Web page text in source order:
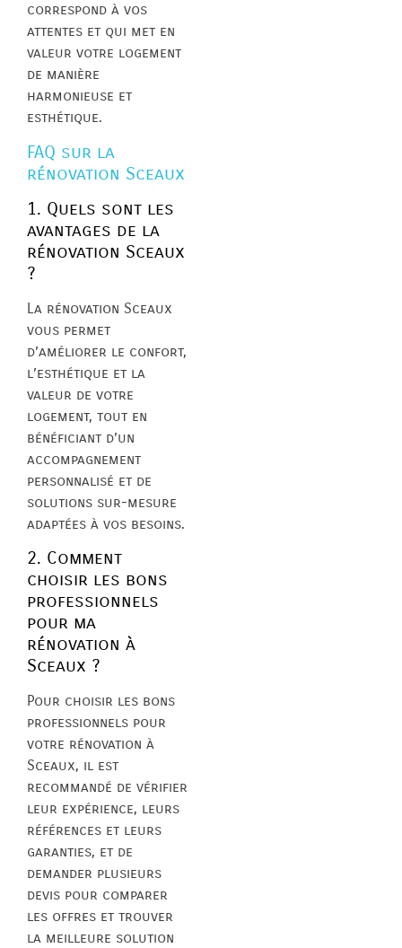
correspond à vos
attentes et qui met en
valeur votre logement
de manière
harmonieuse et
esthétique.
FAQ sur la
rénovation Sceaux
1. Quels sont les
avantages de la
rénovation Sceaux
?
La rénovation Sceaux
vous permet
d’améliorer le confort,
l’esthétique et la
valeur de votre
logement, tout en
bénéficiant d’un
accompagnement
personnalisé et de
solutions sur-mesure
adaptées à vos besoins.
2. Comment
choisir les bons
professionnels
pour ma
rénovation à
Sceaux ?
Pour choisir les bons
professionnels pour
votre rénovation à
Sceaux, il est
recommandé de vérifier
leur expérience, leurs
références et leurs
garanties, et de
demander plusieurs
devis pour comparer
les offres et trouver
la meilleure solution